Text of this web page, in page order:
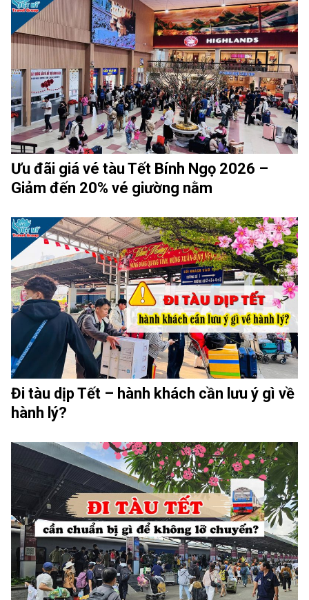
Ưu đãi giá vé tàu Tết Bính Ngọ 2026 –
Giảm đến 20% vé giường nằm
Đi tàu dịp Tết – hành khách cần lưu ý gì về
hành lý?